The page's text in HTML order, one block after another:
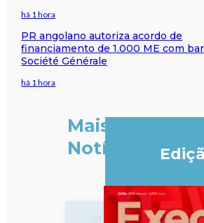
há 1 hora
PR angolano autoriza acordo de
financiamento de 1.000 ME com
Société Générale
há 1 hora
Mais
Notícias